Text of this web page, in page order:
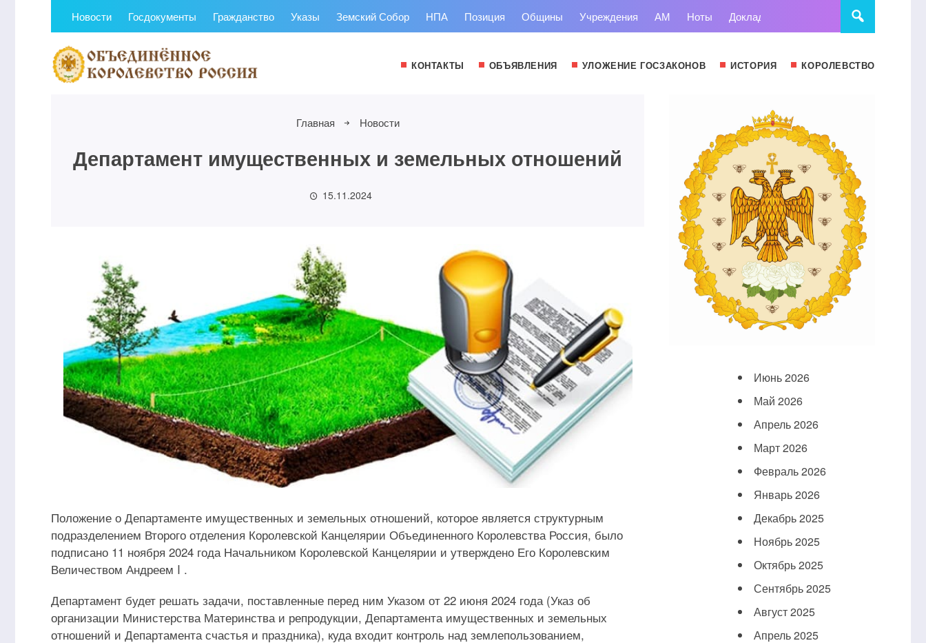
Новости Госдокументы Гражданство Указы Земский Собор НПА Позиция Общины Учреждения АМ Ноты Доклады Суд
КОНТАКТЫ ОБЪЯВЛЕНИЯ УЛОЖЕНИЕ ГОСЗАКОНОВ ИСТОРИЯ КОРОЛЕВСТВО
Главная Новости
Департамент имущественных и земельных отношений
15.11.2024
Положение о Департаменте имущественных и земельных отношений, которое является структурным
подразделением Второго отделения Королевской Канцелярии Объединенного Королевства Россия, было
подписано 11 ноября 2024 года Начальником Королевской Канцелярии и утверждено Его Королевским
Величеством Андреем I .
Департамент будет решать задачи, поставленные перед ним Указом от 22 июня 2024 года (Указ об
организации Министерства Материнства и репродукции, Департамента имущественных и земельных
отношений и Департамента счастья и праздника), куда входит контроль над землепользованием,
Июнь 2026
Май 2026
Апрель 2026
Март 2026
Февраль 2026
Январь 2026
Декабрь 2025
Ноябрь 2025
Октябрь 2025
Сентябрь 2025
Август 2025
Апрель 2025